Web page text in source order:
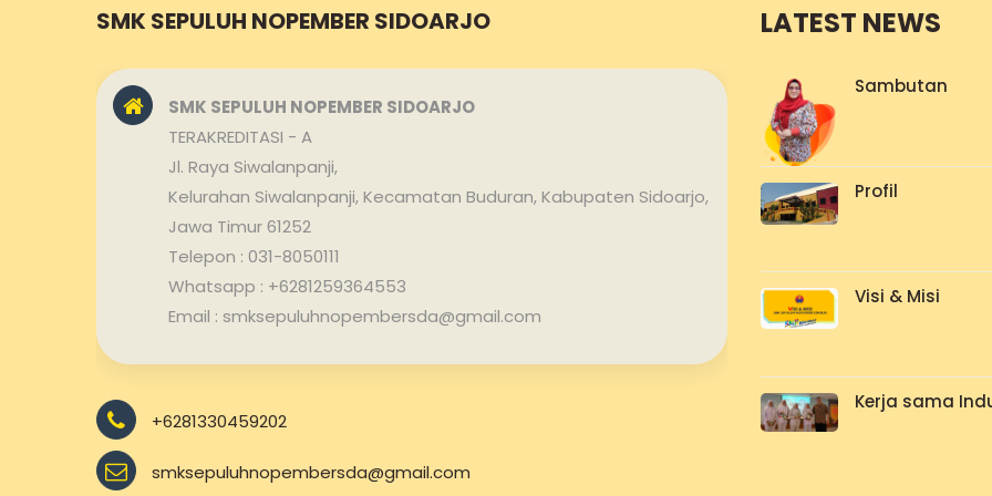
SMK SEPULUH NOPEMBER SIDOARJO
SMK SEPULUH NOPEMBER SIDOARJO
TERAKREDITASI - A
Jl. Raya Siwalanpanji,
Kelurahan Siwalanpanji, Kecamatan Buduran, Kabupaten Sidoarjo,
Jawa Timur 61252
Telepon : 031-8050111
Whatsapp : +6281259364553
Email : smksepuluhnopembersda@gmail.com
+6281330459202
smksepuluhnopembersda@gmail.com
LATEST NEWS
Sambutan
Profil
Visi & Misi
Kerja sama